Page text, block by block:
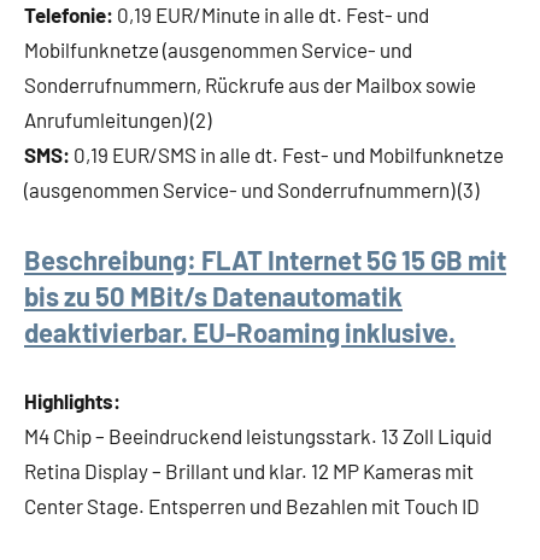
Telefonie: 0,19 EUR/Minute in alle dt. Fest- und
Mobilfunknetze (ausgenommen Service- und
Sonderrufnummern, Rückrufe aus der Mailbox sowie
Anrufumleitungen) (2)
SMS: 0,19 EUR/SMS in alle dt. Fest- und Mobilfunknetze
(ausgenommen Service- und Sonderrufnummern) (3)
Beschreibung: FLAT Internet 5G 15 GB mit
bis zu 50 MBit/s Datenautomatik
deaktivierbar. EU-Roaming inklusive.
Highlights:
M4 Chip – Beeindruckend leistungsstark. 13 Zoll Liquid
Retina Display – Brillant und klar. 12 MP Kameras mit
Center Stage. Entsperren und Bezahlen mit Touch ID